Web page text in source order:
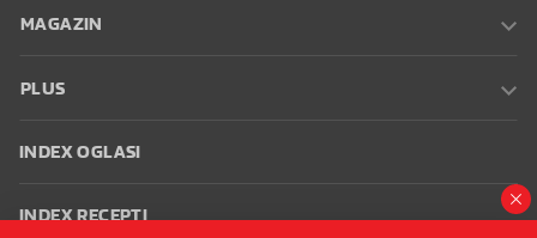
MAGAZIN
PLUS
INDEX OGLASI
INDEX RECEPTI